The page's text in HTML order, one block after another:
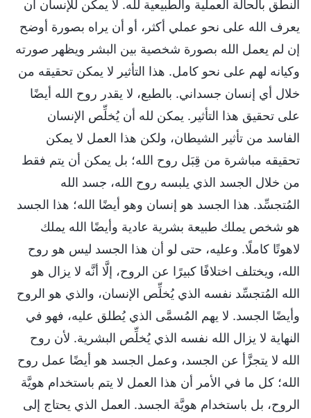
النطق بالحالة العملية والطبيعية لله. لا يمكن للإنسان أن
يعرف الله على نحو عملي أكثر، أو أن يراه بصورة أوضح
إن لم يعمل الله بصورة شخصية بين البشر ويظهر صورته
وكيانه لهم على نحو كامل. هذا التأثير لا يمكن تحقيقه من
خلال أي إنسان جسداني. بالطبع، لا يقدر روح الله أيضًا
على تحقيق هذا التأثير. يمكن لله أن يُخلِّص الإنسان
الفاسد من تأثير الشيطان، ولكن هذا العمل لا يمكن
تحقيقه مباشرة من قِبَل روح الله؛ بل يمكن أن يتم فقط
من خلال الجسد الذي يلبسه روح الله، جسد الله
المُتجسِّد. هذا الجسد هو إنسان وهو أيضًا الله؛ هذا الجسد
هو شخص يملك طبيعة بشرية عادية وأيضًا الله يملك
لاهوتًا كاملًا. وعليه، حتى لو أن هذا الجسد ليس هو روح
الله، ويختلف اختلافًا كبيرًا عن الروح، إلَّا أنَّه لا يزال هو
الله المُتجسِّد نفسه الذي يُخلِّص الإنسان، والذي هو الروح
وأيضًا الجسد. لا يهم المُسمَّى الذي يُطلق عليه، فهو في
النهاية لا يزال الله نفسه الذي يُخلِّص البشرية. لأن روح
الله لا يتجزَّأ عن الجسد، وعمل الجسد هو أيضًا عمل روح
الله؛ كل ما في الأمر أن هذا العمل لا يتم باستخدام هويَّة
الروح، بل باستخدام هويَّة الجسد. العمل الذي يحتاج إلى